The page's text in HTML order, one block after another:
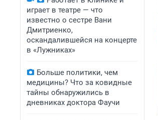
играет в театре — что
известно о сестре Вани
Дмитриенко,
оскандалившейся на концерте
в «Лужниках»
Больше политики, чем
медицины? Что за ковидные
тайны обнаружились в
дневниках доктора Фаучи